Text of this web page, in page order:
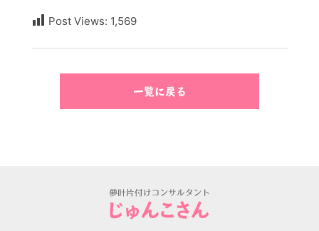
Post Views: 1,569
一覧に戻る